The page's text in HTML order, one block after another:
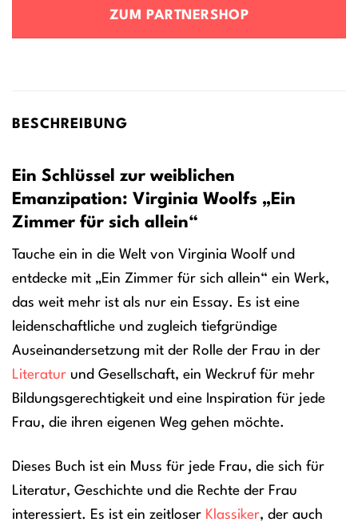
ZUM PARTNERSHOP
BESCHREIBUNG
Ein Schlüssel zur weiblichen
Emanzipation: Virginia Woolfs „Ein
Zimmer für sich allein“
Tauche ein in die Welt von Virginia Woolf und
entdecke mit „Ein Zimmer für sich allein“ ein Werk,
das weit mehr ist als nur ein Essay. Es ist eine
leidenschaftliche und zugleich tiefgründige
Auseinandersetzung mit der Rolle der Frau in der
Literatur und Gesellschaft, ein Weckruf für mehr
Bildungsgerechtigkeit und eine Inspiration für jede
Frau, die ihren eigenen Weg gehen möchte.
Dieses Buch ist ein Muss für jede Frau, die sich für
Literatur, Geschichte und die Rechte der Frau
interessiert. Es ist ein zeitloser Klassiker, der auch